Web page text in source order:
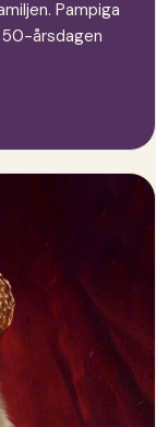
Pampiga
årsdagen